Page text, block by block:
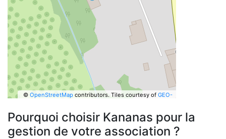
© OpenStreetMapcontributors. Tiles courtesy of GEO-
Pourquoi choisir Kananas pour la
gestion de votre association ?